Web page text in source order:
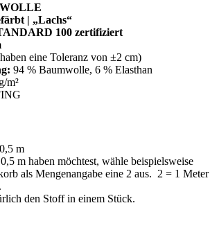
| „Lachs“
100 zertifiziert
eine Toleranz von ±2 cm)
94 % Baumwolle, 6 % Elasthan
m²
0,5 m
m haben möchtest, wähle beispielsweise
als Mengenangabe eine 2 aus. 2 = 1 Meter
den Stoff in einem Stück.